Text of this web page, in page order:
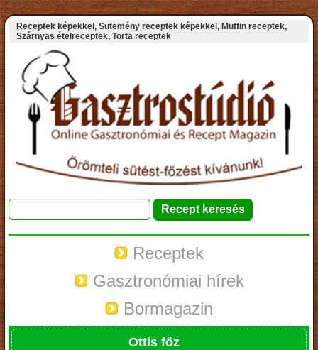
Receptek képekkel, Sütemény receptek képekkel, Muffin receptek,
Szárnyas ételreceptek, Torta receptek
Receptek
Gasztronómiai hírek
Bormagazin
Ottis főz